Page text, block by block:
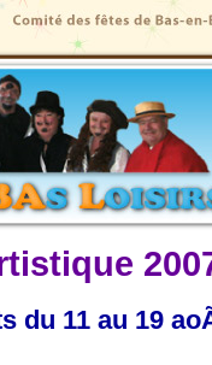
du 11 au 19